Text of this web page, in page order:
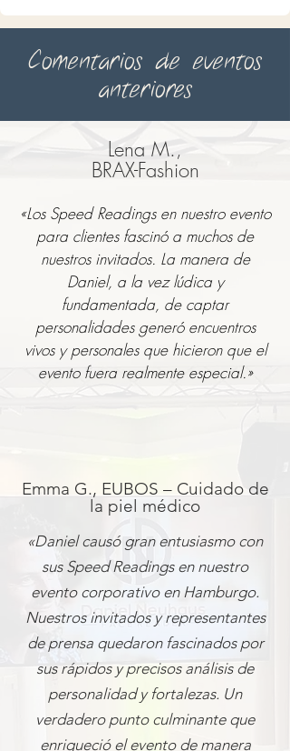
Comentarios de eventos
anteriores
Lena M.,
BRAX-Fashion
«Los Speed Readings en nuestro evento
para clientes fascinó a muchos de
nuestros invitados. La manera de
Daniel, a la vez lúdica y
fundamentada, de captar
personalidades generó encuentros
vivos y personales que hicieron que el
evento fuera realmente especial.»
Emma G., EUBOS – Cuidado de
la piel médico
«Daniel causó gran entusiasmo con
sus Speed Readings en nuestro
evento corporativo en Hamburgo.
Nuestros invitados y representantes
de prensa quedaron fascinados por
sus rápidos y precisos análisis de
personalidad y fortalezas. Un
verdadero punto culminante que
enriqueció el evento de manera